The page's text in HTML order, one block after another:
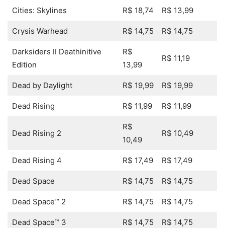
Cities: Skylines R$ 18,74 R$ 13,99
Crysis Warhead R$ 14,75 R$ 14,75
Darksiders II Deathinitive
Edition
R$
13,99
R$ 11,19
Dead by Daylight R$ 19,99 R$ 19,99
Dead Rising R$ 11,99 R$ 11,99
Dead Rising 2
R$
10,49
R$ 10,49
Dead Rising 4 R$ 17,49 R$ 17,49
Dead Space R$ 14,75 R$ 14,75
Dead Space™ 2 R$ 14,75 R$ 14,75
Dead Space™ 3 R$ 14,75 R$ 14,75